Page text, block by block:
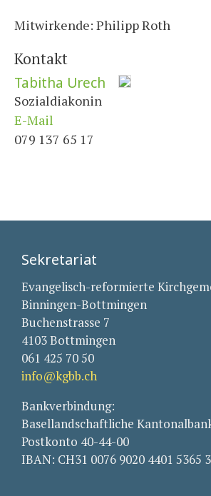
Mitwirkende: Philipp Roth
Kontakt
Tabitha Urech
Sozialdiakonin
E-Mail
079 137 65 17
Sekretariat
Evangelisch-reformierte
Binningen-Bottmingen
Buchenstrasse 7
4103 Bottmingen
061 425 70 50
info@kgbb.ch
Bankverbindung:
Basellandschaftliche
Postkonto 40-44-00
IBAN: CH31 0076 9020 4401 5365 3